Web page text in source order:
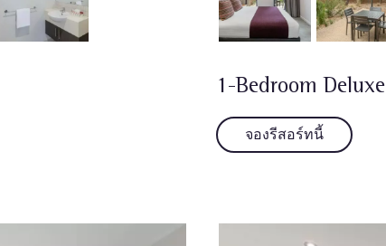
1-Bedroom Deluxe
จองรีสอร์ทนี้